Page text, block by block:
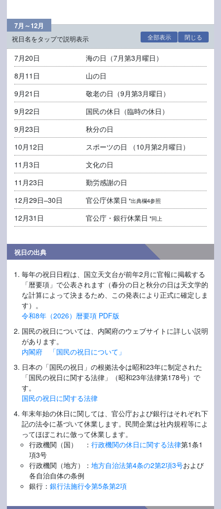
7月～12月
祝日名をタップで説明表示
全部表示 閉じる
7月20日 海の日 （7月第3月曜日）
8月11日
山の日
9月21日
敬老の日 （9月第3月曜日）
9月22日
国民の休日 （臨時の休日）
9月23日
秋分の日
10月12日
スポーツの日
（10月第2月曜日）
11月3日
文化の日
11月23日
勤労感謝の日
12月29日–30日
官公庁休業日 *出典欄4参照
12月31日 官公庁・銀行休業日 *同上
祝日の出典
毎年の祝日日程は、国立天文台が前年2月に官報に掲載する
「暦要項」で公表されます（春分の日と秋分の日は天文学的
な計算によって決まるため、この発表により正式に確定しま
す）。
令和8年（2026）暦要項 PDF版
国民の祝日については、内閣府のウェブサイトに詳しい説明
があります。
内閣府 「国民の祝日について」
日本の「国民の祝日」の根拠法令は昭和23年に制定された
「国民の祝日に関する法律」（昭和23年法律第178号）で
す。
国民の祝日に関する法律
年末年始の休日に関しては、官公庁および銀行はそれぞれ下
記の法令に基づいて休業します。民間企業は社内規程等によ
ってほぼこれに倣って休業します。
行政機関（国） ： 行政機関の休日に関する法律第1条1
項3号
行政機関（地方）： 地方自治法第4条の2第2項3号および
各自治自体の条例
銀行： 銀行法施行令第5条第2項